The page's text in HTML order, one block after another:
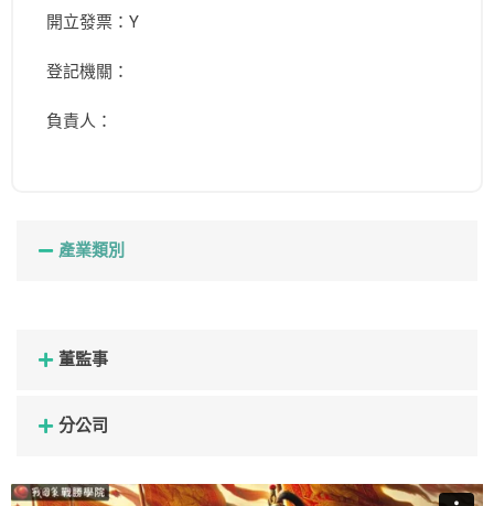
開立發票：Y
登記機關：
負責人：
產業類別
董監事
分公司